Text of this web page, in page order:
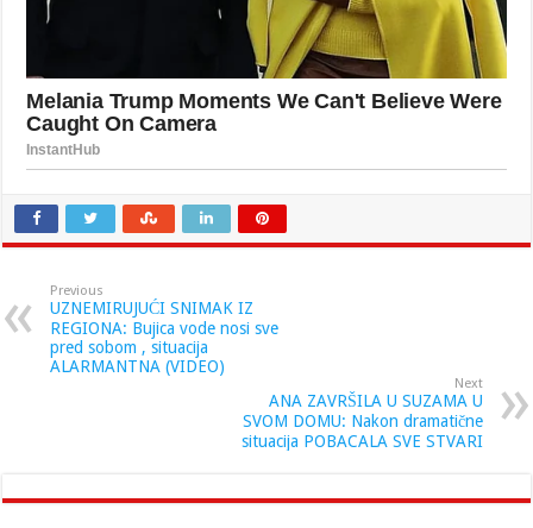
Previous
UZNEMIRUJUĆI SNIMAK IZ
REGIONA: Bujica vode nosi sve
pred sobom , situacija
ALARMANTNA (VIDEO)
Next
ANA ZAVRŠILA U SUZAMA U
SVOM DOMU: Nakon dramatične
situacija POBACALA SVE STVARI